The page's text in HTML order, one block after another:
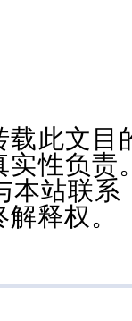
载此文
实性负
本站联
释权。